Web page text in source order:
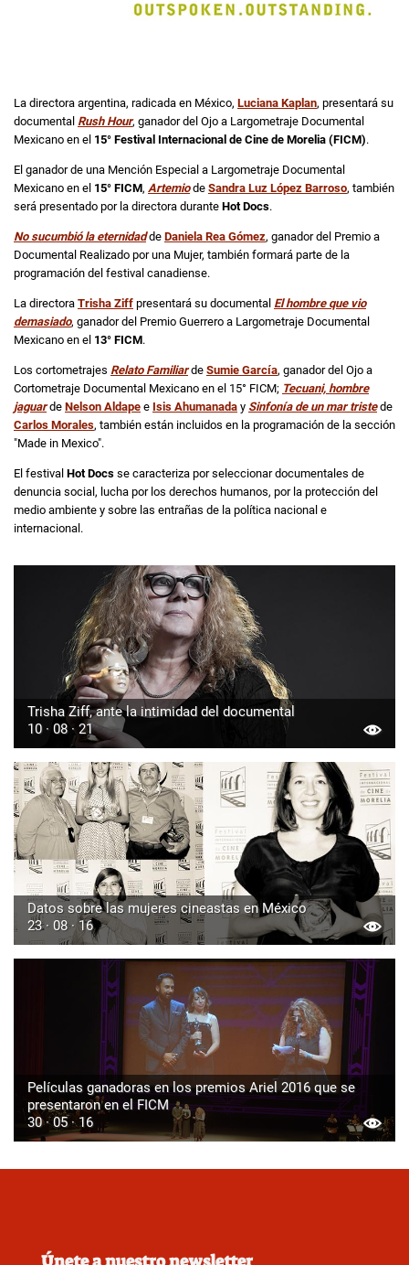
La directora argentina, radicada en México, Luciana Kaplan, presentará su
documental Rush Hour, ganador del Ojo a Largometraje Documental
Mexicano en el 15° Festival Internacional de Cine de Morelia (FICM).
El ganador de una Mención Especial a Largometraje Documental
Mexicano en el 15° FICM, Artemiode Sandra Luz López Barroso, también
será presentado por la directora durante Hot Docs.
No sucumbió la eternidadde Daniela Rea Gómez, ganador del Premio a
Documental Realizado por una Mujer, también formará parte de la
programación del festival canadiense.
La directora Trisha Ziff presentará su documental El hombre que vio
demasiado, ganador del Premio Guerrero a Largometraje Documental
Mexicano en el 13° FICM.
Los cortometrajes Relato Familiarde Sumie García, ganador del Ojo a
Cortometraje Documental Mexicano en el 15° FICM; Tecuani, hombre
jaguarde Nelson Aldape e Isis Ahumanada y Sinfonía de un mar tristede
Carlos Morales, también están incluidos en la programación de la sección
"Made in Mexico".
El festival Hot Docs se caracteriza por seleccionar documentales de
denuncia social, lucha por los derechos humanos, por la protección del
medio ambiente y sobre las entrañas de la política nacional e
internacional.
Trisha Ziff, ante la intimidad del documental
10 · 08 · 21
Datos sobre las mujeres cineastas en México
23 · 08 · 16
Películas ganadoras en los premios Ariel 2016 que se
presentaron en el FICM
30 · 05 · 16